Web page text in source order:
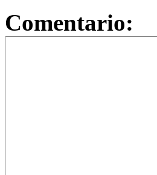
Comentario: